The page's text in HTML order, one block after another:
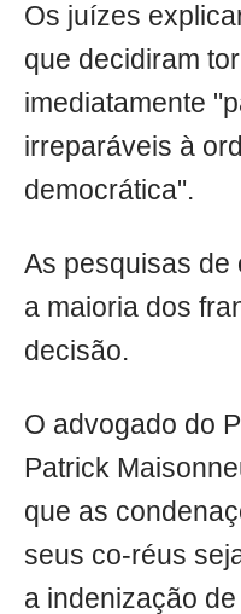
Os juízes
que decidiram
imediatamente
irreparáveis à
democrática".
As pesquisas de
a maioria dos
decisão.
O advogado do
Patrick
que as
seus co-réus
a indenização